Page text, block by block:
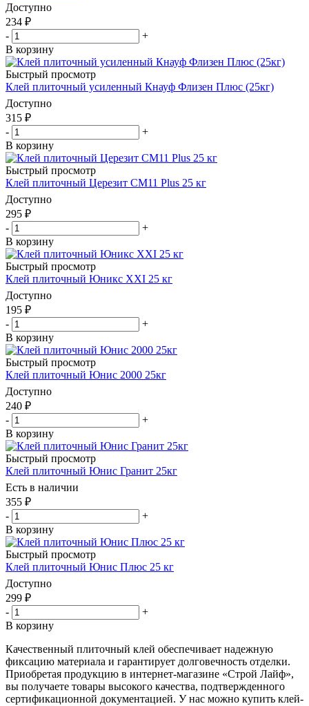
Доступно
234 ₽
-
+
В корзину
Быстрый просмотр
Клей плиточный усиленный Кнауф Флизен Плюс (25кг)
Доступно
315 ₽
-
+
В корзину
Быстрый просмотр
Клей плиточный Церезит CM11 Plus 25 кг
Доступно
295 ₽
-
+
В корзину
Быстрый просмотр
Клей плиточный Юникс XXI 25 кг
Доступно
195 ₽
-
+
В корзину
Быстрый просмотр
Клей плиточный Юнис 2000 25кг
Доступно
240 ₽
-
+
В корзину
Быстрый просмотр
Клей плиточный Юнис Гранит 25кг
Есть в наличии
355 ₽
-
+
В корзину
Быстрый просмотр
Клей плиточный Юнис Плюс 25 кг
Доступно
299 ₽
-
+
В корзину
Качественный плиточный клей обеспечивает надежную
фиксацию материала и гарантирует долговечность отделки.
Приобретая продукцию в интернет-магазине «Строй Лайф»,
вы получаете товары высокого качества, подтвержденного
сертификационной документацией. У нас можно купить клей-